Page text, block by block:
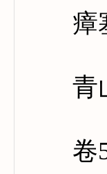
瘴塞
青山
卷